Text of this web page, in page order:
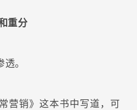
重分
。
营销》这本书中写道，可